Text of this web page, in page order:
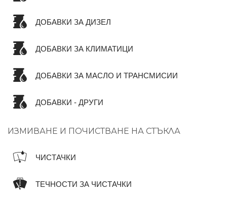
ДОБАВКИ ЗА ДИЗЕЛ
ДОБАВКИ ЗА КЛИМАТИЦИ
ДОБАВКИ ЗА МАСЛО И ТРАНСМИСИИ
ДОБАВКИ - ДРУГИ
ИЗМИВАНЕ И ПОЧИСТВАНЕ НА СТЪКЛА
ЧИСТАЧКИ
ТЕЧНОСТИ ЗА ЧИСТАЧКИ